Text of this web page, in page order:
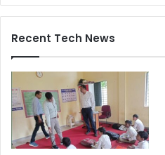
Recent Tech News